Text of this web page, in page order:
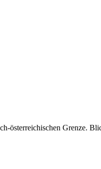
österreichischen Grenze.